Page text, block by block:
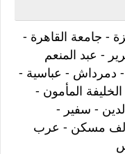
- جامعة القاهرة -
- عبد المنعم
- عباسية -
المأمون -
- سفير -
الف مسكن - عرب